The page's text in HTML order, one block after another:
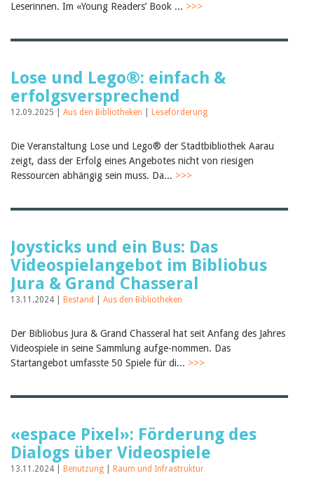
Leserinnen. Im «Young Readers’ Book ... >>>
Lose und Lego®: einfach &
erfolgsversprechend
12.09.2025 | Aus den Bibliotheken Leseförderung
Die Veranstaltung Lose und Lego® der Stadtbibliothek Aarau
zeigt, dass der Erfolg eines Angebotes nicht von riesigen
Ressourcen abhängig sein muss. Da... >>>
Joysticks und ein Bus: Das
Videospielangebot im Bibliobus
Jura & Grand Chasseral
13.11.2024 | Bestand Aus den Bibliotheken
Der Bibliobus Jura & Grand Chasseral hat seit Anfang des Jahres
Videospiele in seine Sammlung aufge-nommen. Das
Startangebot umfasste 50 Spiele für di... >>>
«espace Pixel»: Förderung des
Dialogs über Videospiele
13.11.2024 | Benutzung Raum und Infrastruktur